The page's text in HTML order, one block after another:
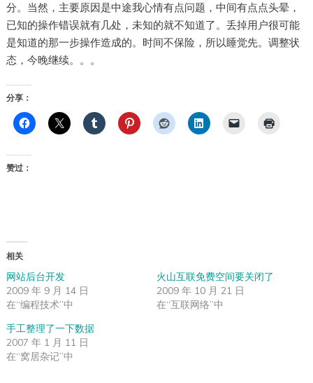
分。当然，主要原因是中途我心情有点问题，中间有点点头晕，
已知的操作错误就有几处，未知的就不知道了。丢掉用户很可能
是知道的那一步操作造成的。时间不保险，所以睡觉先。调整状
态，今晚继续。。。
分享：
赞过：
相关
网站后台开发
2009 年 9 月 14 日
在“编程技术”中
火山互联免费空间要关闭了
2009 年 10 月 21 日
在“互联网络”中
手工整理了一下数据
2007 年 1 月 11 日
在“窝居杂记”中